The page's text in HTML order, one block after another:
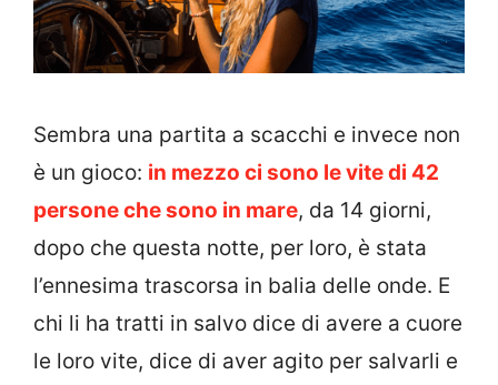
Sembra una partita a scacchi e invece non
è un gioco: in mezzo ci sono le vite di 42
persone che sono in mare, da 14 giorni,
dopo che questa notte, per loro, è stata
l’ennesima trascorsa in balia delle onde. E
chi li ha tratti in salvo dice di avere a cuore
le loro vite, dice di aver agito per salvarli e